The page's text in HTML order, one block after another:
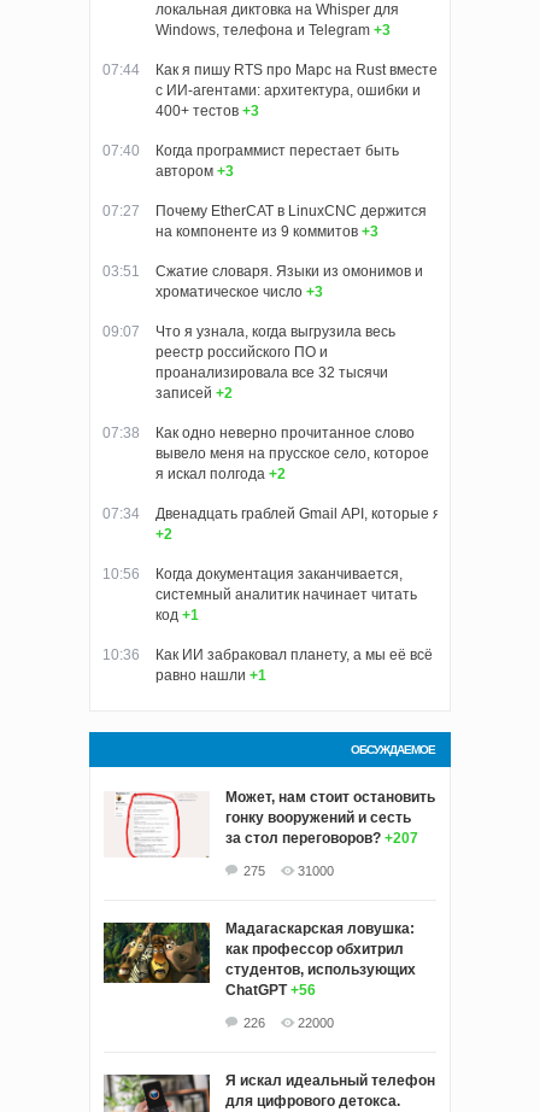
локальная диктовка на Whisper для
Windows, телефона и Telegram +3
07:44
Как я пишу RTS про Марс на Rust вместе
с ИИ-агентами: архитектура, ошибки и
400+ тестов +3
07:40
Когда программист перестает быть
автором +3
07:27
Почему EtherCAT в LinuxCNC держится
на компоненте из 9 коммитов +3
03:51
Сжатие словаря. Языки из омонимов и
хроматическое число +3
09:07
Что я узнала, когда выгрузила весь
реестр российского ПО и
проанализировала все 32 тысячи
записей +2
07:38
Как одно неверно прочитанное слово
вывело меня на прусское село, которое
я искал полгода +2
07:34
Двенадцать граблей Gmail API, которые я собрал, пока
+2
10:56
Когда документация заканчивается,
системный аналитик начинает читать
код +1
10:36
Как ИИ забраковал планету, а мы её всё
равно нашли +1
ОБСУЖДАЕМОЕ
Может, нам стоит остановить
гонку вооружений и сесть
за стол переговоров? +207
275 31000
Мадагаскарская ловушка:
как профессор обхитрил
студентов, использующих
ChatGPT +56
226 22000
Я искал идеальный телефон
для цифрового детокса.